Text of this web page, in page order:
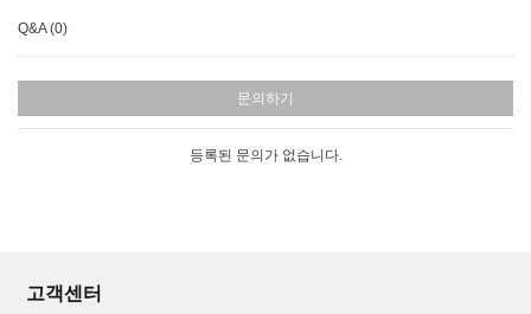
Q&A (0)
문의하기
등록된 문의가 없습니다.
고객센터